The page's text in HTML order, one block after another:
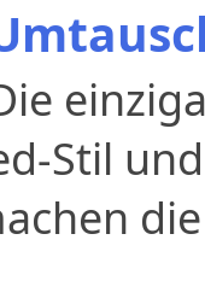
Stil